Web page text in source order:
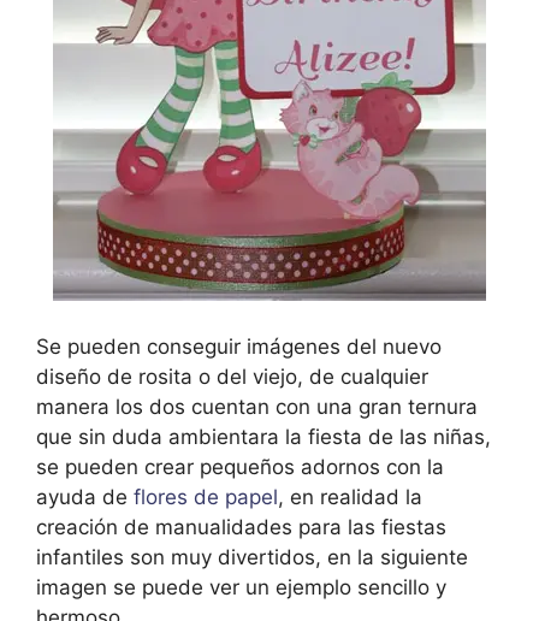
Se pueden conseguir imágenes del nuevo
diseño de rosita o del viejo, de cualquier
manera los dos cuentan con una gran ternura
que sin duda ambientara la fiesta de las niñas,
se pueden crear pequeños adornos con la
ayuda de flores de papel, en realidad la
creación de manualidades para las fiestas
infantiles son muy divertidos, en la siguiente
imagen se puede ver un ejemplo sencillo y